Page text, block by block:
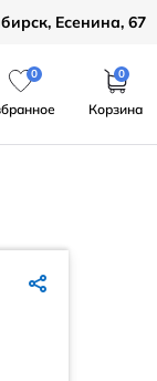
Есенина, 67
0 0
Корзина